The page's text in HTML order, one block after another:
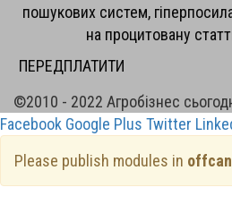
пошукових систем,
на процитовану
ПЕРЕДПЛАТИТИ
©2010 - 2022 Агробізнес
Facebook Google Plus Twitter
Please publish modules in